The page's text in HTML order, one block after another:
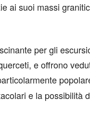
ai suoi massi
per gli
e offrono
e la possibilità